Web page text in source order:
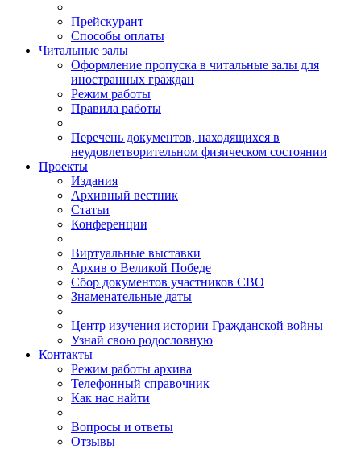
Прейскурант
Способы оплаты
Читальные залы
Оформление пропуска в читальные залы для
иностранных граждан
Режим работы
Правила работы
Перечень документов, находящихся в
неудовлетворительном физическом состоянии
Проекты
Издания
Архивный вестник
Статьи
Конференции
Виртуальные выставки
Архив о Великой Победе
Сбор документов участников СВО
Знаменательные даты
Центр изучения истории Гражданской войны
Узнай свою родословную
Контакты
Режим работы архива
Телефонный справочник
Как нас найти
Вопросы и ответы
Отзывы